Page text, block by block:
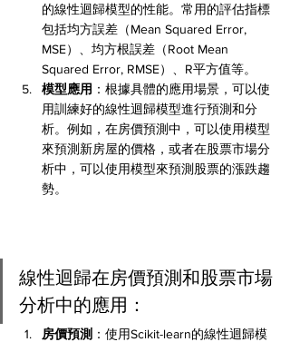
的線性迴歸模型的性能。常用的評估指標
包括均方誤差（Mean Squared Error,
MSE）、均方根誤差（Root Mean
Squared Error, RMSE）、R平方值等。
模型應用 ：根據具體的應用場景，可以使
用訓練好的線性迴歸模型進行預測和分
析。例如，在房價預測中，可以使用模型
來預測新房屋的價格，或者在股票市場分
析中，可以使用模型來預測股票的漲跌趨
勢。
線性迴歸在房價預測和股票市場
分析中的應用：
房價預測 ：使用Scikit-learn的線性迴歸模